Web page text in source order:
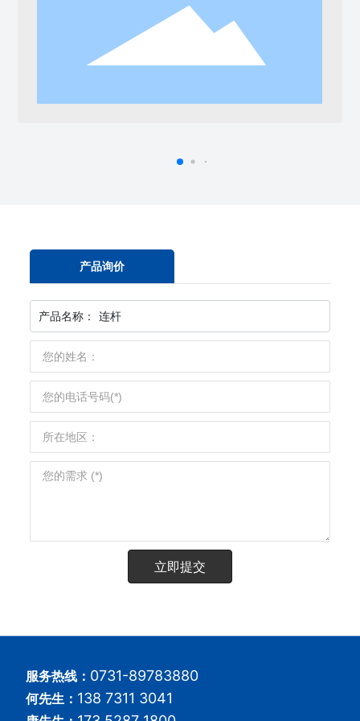
产品询价
产品名称： 连杆
立即提交
服务热线： 0731-89783880
何先生： 138 7311 3041